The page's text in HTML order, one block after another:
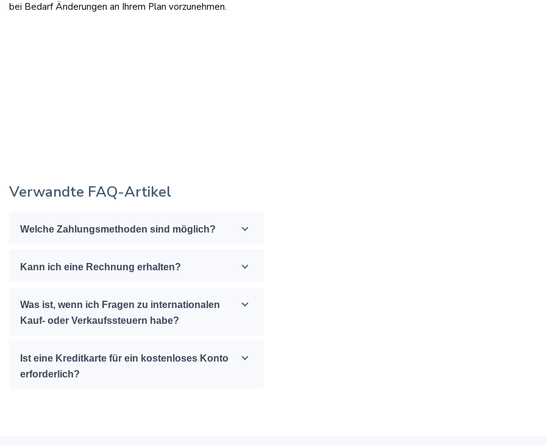
bei Bedarf Änderungen an Ihrem Plan vorzunehmen.
Verwandte FAQ-Artikel
Welche Zahlungsmethoden sind möglich?
Kann ich eine Rechnung erhalten?
Was ist, wenn ich Fragen zu internationalen
Kauf- oder Verkaufssteuern habe?
Ist eine Kreditkarte für ein kostenloses Konto
erforderlich?